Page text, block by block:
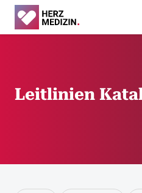
Leitlinien